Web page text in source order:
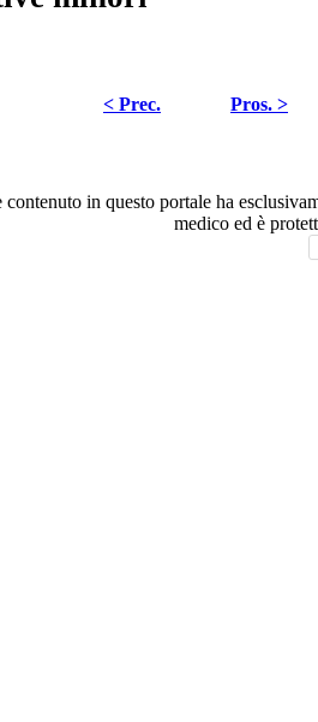
< Prec.
Pros. >
contenuto in questo portale ha
medico ed è